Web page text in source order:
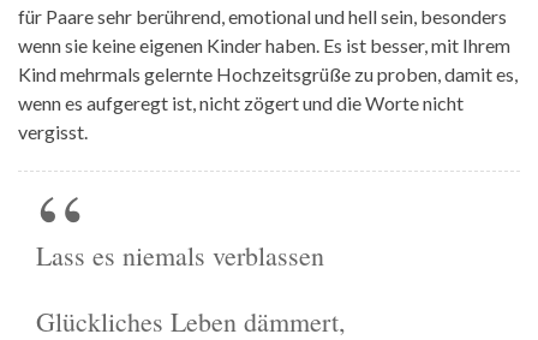
für Paare sehr berührend, emotional und hell sein, besonders
wenn sie keine eigenen Kinder haben. Es ist besser, mit Ihrem
Kind mehrmals gelernte Hochzeitsgrüße zu proben, damit es,
wenn es aufgeregt ist, nicht zögert und die Worte nicht
vergisst.
Lass es niemals verblassen
Glückliches Leben dämmert,